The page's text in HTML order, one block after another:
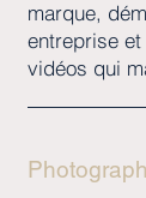
marque,
entreprise
vidéos qui